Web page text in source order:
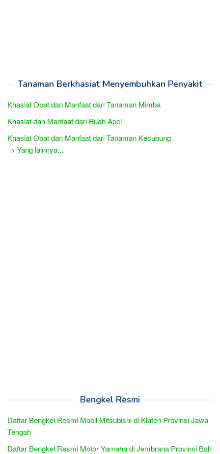
Tanaman Berkhasiat Menyembuhkan Penyakit
Khasiat Obat dan Manfaat dari Tanaman Mimba
Khasiat dan Manfaat dari Buah Apel
Khasiat Obat dan Manfaat dari Tanaman Kecubung
→ Yang lainnya...
Bengkel Resmi
Daftar Bengkel Resmi Mobil Mitsubishi di Klaten Provinsi Jawa
Tengah
Daftar Bengkel Resmi Motor Yamaha di Jembrana Provinsi Bali